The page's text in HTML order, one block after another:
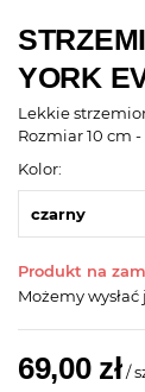
YORK
Lekkie
Rozmiar 10 cm
Kolor:
czarny
Produkt na
Możemy wysłać
69,00 zł /